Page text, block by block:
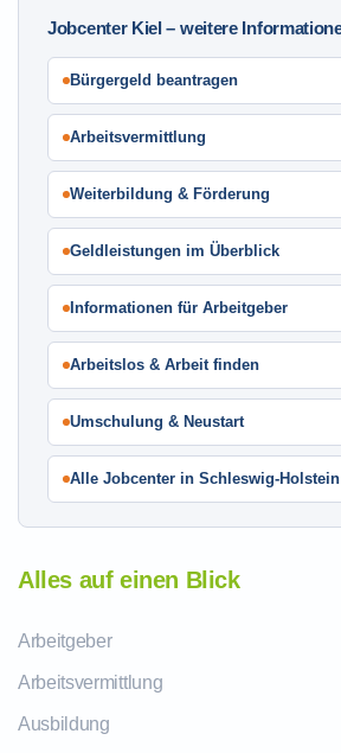
Jobcenter Kiel – weitere
Bürgergeld beantragen
Arbeitsvermittlung
Weiterbildung & Förderung
Geldleistungen im Überblick
Informationen für Arbeitgeber
Arbeitslos & Arbeit finden
Umschulung & Neustart
Alle Jobcenter in Schleswig-Holstein
Alles auf einen Blick
Arbeitgeber
Arbeitsvermittlung
Ausbildung